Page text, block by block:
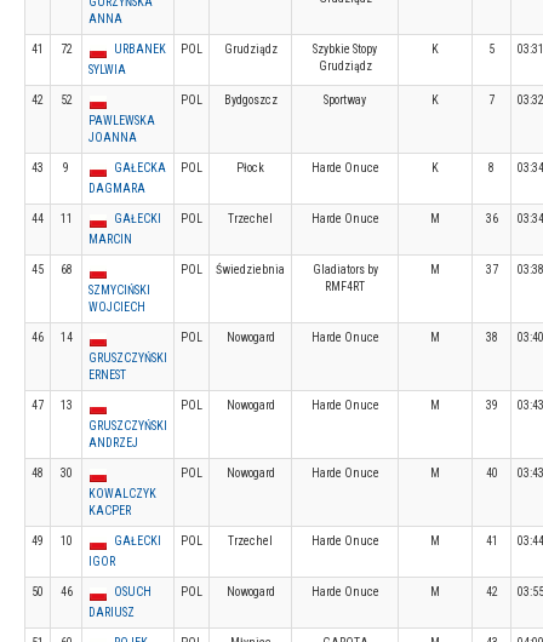
ANNA
41 72
URBANEK
SYLWIA
POL Grudziądz
Szybkie Stopy
Grudziądz
K 5
42
52
PAWLEWSKA
JOANNA
POL Bydgoszcz Sportway K 7
43 9
GAŁECKA
DAGMARA
POL Płock Harde Onuce K 8
44 11
GAŁECKI
MARCIN
POL Trzechel Harde Onuce M 36
45
68
SZMYCIŃSKI
WOJCIECH
POL Świedziebnia
Gladiators by
RMF4RT
M 37
46
14
GRUSZCZYŃSKI
ERNEST
POL Nowogard Harde Onuce M 38
47
13
GRUSZCZYŃSKI
ANDRZEJ
POL Nowogard Harde Onuce M 39
48
30
KOWALCZYK
KACPER
POL Nowogard Harde Onuce M 40
49 10
GAŁECKI
IGOR
POL Trzechel Harde Onuce M 41
50 46
OSUCH
DARIUSZ
POL Nowogard Harde Onuce M 42